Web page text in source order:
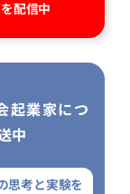
配信中
起業家につ
中
思考と実験を